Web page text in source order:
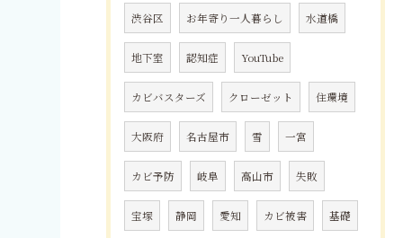
渋谷区 お年寄り一人暮らし 水道橋
地下室 認知症 YouTube
カビバスターズ クローゼット 住環境
大阪府 名古屋市 雪 一宮
カビ予防 岐阜 高山市 失敗
宝塚 静岡 愛知 カビ被害 基礎